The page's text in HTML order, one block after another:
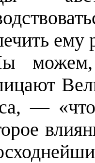
ему
можем,
—